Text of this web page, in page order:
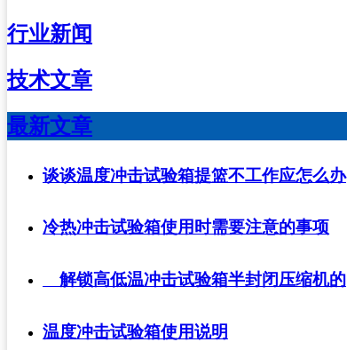
行业新闻
技术文章
最新文章
谈谈温度冲击试验箱提篮不工作应怎么办
冷热冲击试验箱使用时需要注意的事项
解锁高低温冲击试验箱半封闭压缩机的
温度冲击试验箱使用说明